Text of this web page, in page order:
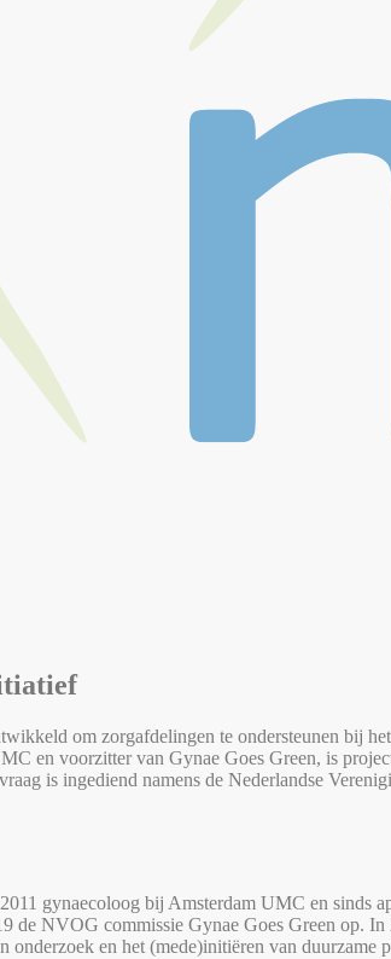
om zorgafdelingen te ondersteunen bij
en voorzitter van Gynae Goes Green, is
is ingediend namens de Nederlandse
gynaecoloog bij Amsterdam UMC en sinds
de NVOG commissie Gynae Goes Green op.
onderzoek en het (mede)initiëren van duurzame